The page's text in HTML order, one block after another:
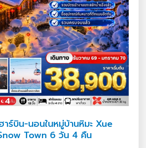
ร์บิน-นอนในหมู่บ้านหิมะ Xue
Town 6 วัน 4 คืน